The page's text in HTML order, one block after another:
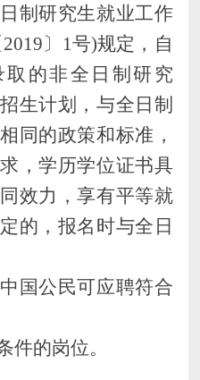
制研究生就业工作
〕1号)规定，自
取的非全日制研究
生计划，与全日制
同的政策和标准，
，学历学位证书具
效力，享有平等就
的，报名时与全日
国公民可应聘符合
件的岗位。